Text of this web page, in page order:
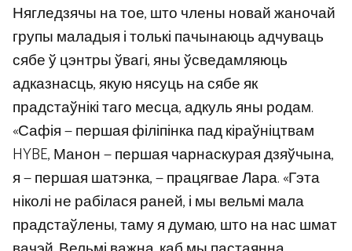
Нягледзячы на ​​тое, што члены новай жаночай
групы маладыя і толькі пачынаюць адчуваць
сябе ў цэнтры ўвагі, яны ўсведамляюць
адказнасць, якую нясуць на сябе як
прадстаўнікі таго месца, адкуль яны родам.
«Сафія — першая філіпінка пад кіраўніцтвам
HYBE, Манон — першая чарнаскурая дзяўчына,
я — першая шатэнка, — працягвае Лара. «Гэта
ніколі не рабілася раней, і мы вельмі мала
прадстаўлены, таму я думаю, што на нас шмат